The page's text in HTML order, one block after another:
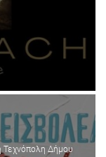
Τεχνόπολη Δήμου